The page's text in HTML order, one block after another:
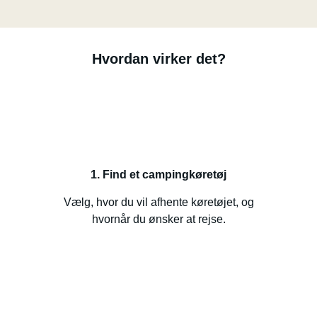
Hvordan virker det?
1. Find et campingkøretøj
Vælg, hvor du vil afhente køretøjet, og
hvornår du ønsker at rejse.